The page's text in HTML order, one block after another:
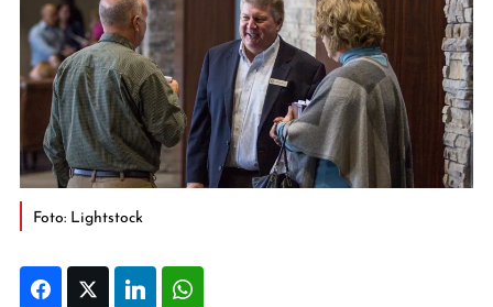
Foto: Lightstock
FacebookTwitter LinkedIn